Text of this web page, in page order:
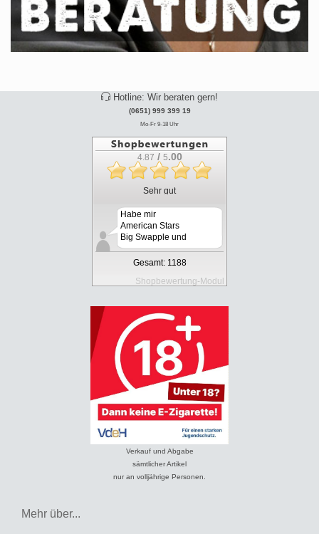
Hotline: Wir beraten gern!
(0651) 999 399 19
Mo-Fr 9-18 Uhr
4.87 / 5.00
Sehr gut
Habe mir
American Stars
Big Swapple und
Bluetooth Ma...
Gesamt: 1188
Shopbewertung-Modul
Verkauf und Abgabe
sämtlicher Artikel
nur an volljährige Personen.
Mehr über...